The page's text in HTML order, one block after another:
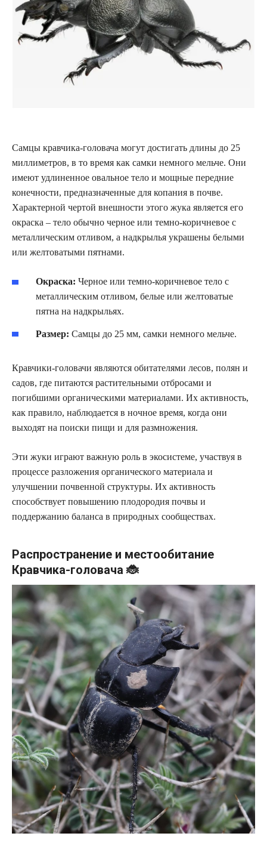
Самцы кравчика-головача могут достигать длины до 25
миллиметров, в то время как самки немного мельче. Они
имеют удлиненное овальное тело и мощные передние
конечности, предназначенные для копания в почве.
Характерной чертой внешности этого жука является его
окраска – тело обычно черное или темно-коричневое с
металлическим отливом, а надкрылья украшены белыми
или желтоватыми пятнами.
Окраска: Черное или темно-коричневое тело с
металлическим отливом, белые или желтоватые
пятна на надкрыльях.
Размер: Самцы до 25 мм, самки немного мельче.
Кравчики-головачи являются обитателями лесов, полян и
садов, где питаются растительными отбросами и
погибшими органическими материалами. Их активность,
как правило, наблюдается в ночное время, когда они
выходят на поиски пищи и для размножения.
Эти жуки играют важную роль в экосистеме, участвуя в
процессе разложения органического материала и
улучшении почвенной структуры. Их активность
способствует повышению плодородия почвы и
поддержанию баланса в природных сообществах.
Распространение и местообитание
Кравчика-головача 🐞